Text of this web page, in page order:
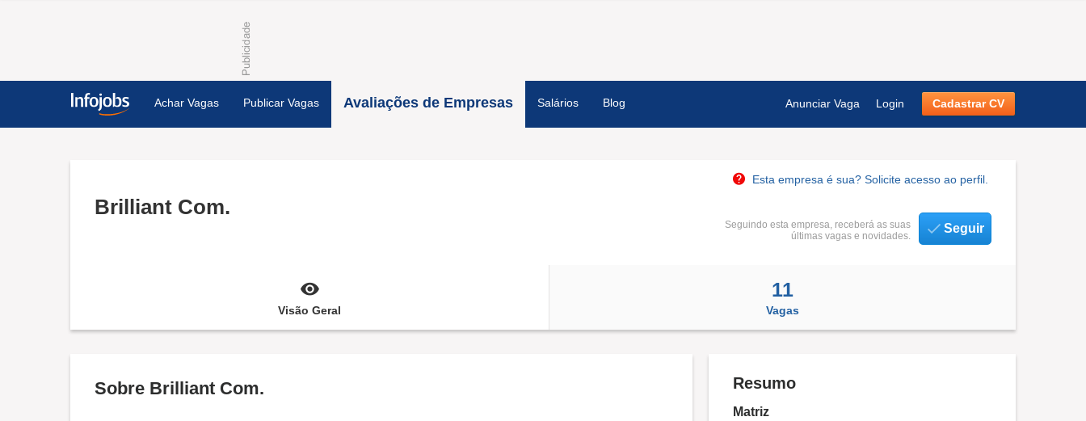
Achar Vagas Publicar Vagas Avaliações de Empresas Salários Blog Anunciar Vaga Login Cadastrar CV
Esta empresa é sua? Solicite acesso ao perfil.
Brilliant Com.
Seguindo esta empresa, receberá as suas
últimas vagas e novidades.
Seguir
Visão Geral
11
Vagas
Sobre Brilliant Com. Resumo
Matriz